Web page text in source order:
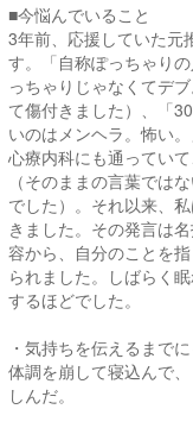
■今悩んでいること
3年前、応援していた元
す。「自称ぽっちゃり
っちゃりじゃなくてデ
て傷付きました）、「
いのはメンヘラ。怖い
心療内科にも通ってい
（そのままの言葉では
でした）。それ以来、
きました。その発言は
容から、自分のことを
られました。しばらく
するほどでした。
・気持ちを伝えるまで
体調を崩して寝込んで
しんだ。